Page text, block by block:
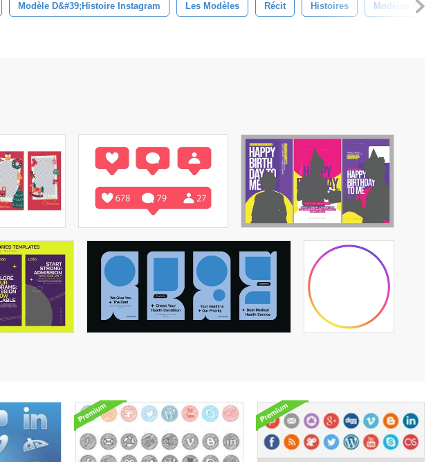
Modèle D&#39;histoire Instagram Les Modèles Récit Histoires Modèles De